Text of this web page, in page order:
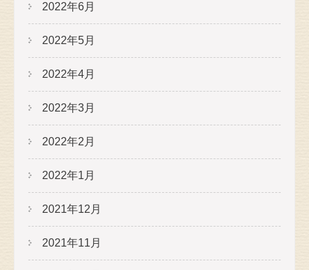
2022年6月
2022年5月
2022年4月
2022年3月
2022年2月
2022年1月
2021年12月
2021年11月